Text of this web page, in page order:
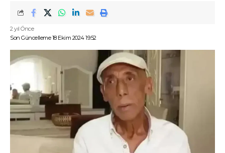
Son Güncelleme 18 Ekim 2024 19:52
2 yıl Önce